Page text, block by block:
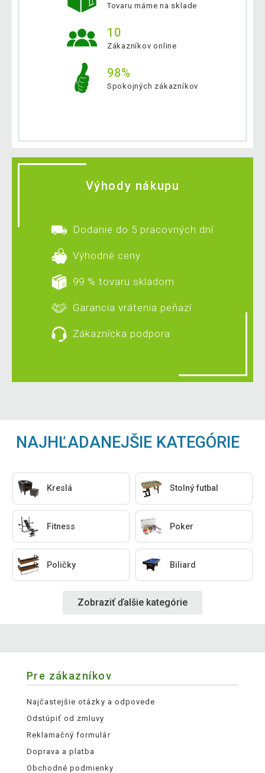
Tovaru máme na sklade
10
Zákazníkov online
98%
Spokojných zákazníkov
Výhody nákupu
Dodanie do 5 pracovných dní
Výhodné ceny
99 % tovaru skladom
Garancia vrátenia peňazí
Zákaznícka podpora
NAJHĽADANEJŠIE KATEGÓRIE
Kreslá Stolný futbal
Fitness Poker
Poličky Biliard
Zobraziť ďalšie kategórie
Pre zákazníkov
Najčastejšie otázky a odpovede
Odstúpiť od zmluvy
Reklamačný formulár
Doprava a platba
Obchodné podmienky